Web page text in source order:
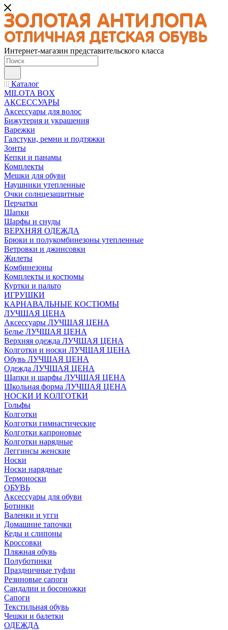
Интернет-магазин представительского класса
Каталог
MILOTA BOX
АКСЕССУАРЫ
Аксессуары для волос
Бижутерия и украшения
Варежки
Галстуки, ремни и подтяжки
Зонты
Кепки и панамы
Комплекты
Мешки для обуви
Наушники утепленные
Очки солнцезащитные
Перчатки
Шапки
Шарфы и снуды
ВЕРХНЯЯ ОДЕЖДА
Брюки и полукомбинезоны утепленные
Ветровки и джинсовки
Жилеты
Комбинезоны
Комплекты и костюмы
Куртки и пальто
ИГРУШКИ
КАРНАВАЛЬНЫЕ КОСТЮМЫ
ЛУЧШАЯ ЦЕНА
Аксессуары ЛУЧШАЯ ЦЕНА
Белье ЛУЧШАЯ ЦЕНА
Верхняя одежда ЛУЧШАЯ ЦЕНА
Колготки и носки ЛУЧШАЯ ЦЕНА
Обувь ЛУЧШАЯ ЦЕНА
Одежда ЛУЧШАЯ ЦЕНА
Шапки и шарфы ЛУЧШАЯ ЦЕНА
Школьная форма ЛУЧШАЯ ЦЕНА
НОСКИ И КОЛГОТКИ
Гольфы
Колготки
Колготки гимнастические
Колготки капроновые
Колготки нарядные
Леггинсы женские
Носки
Носки нарядные
Термоноски
ОБУВЬ
Аксессуары для обуви
Ботинки
Валенки и угги
Домашние тапочки
Кеды и слипоны
Кроссовки
Пляжная обувь
Полуботинки
Праздничные туфли
Резиновые сапоги
Сандалии и босоножки
Сапоги
Текстильная обувь
Чешки и балетки
ОДЕЖДА